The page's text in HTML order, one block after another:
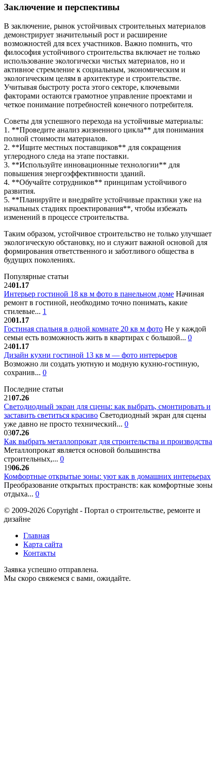
Заключение и перспективы
В заключение, рынок устойчивых строительных материалов
демонстрирует значительный рост и расширение
возможностей для всех участников. Важно помнить, что
философия устойчивого строительства включает не только
использование экологически чистых материалов, но и
активное стремление к социальным, экономическим и
экологическим целям в архитектуре и строительстве.
Учитывая быстроту роста этого секторе, ключевыми
факторами остаются грамотное управление проектами и
четкое понимание потребностей конечного потребителя.
Советы для успешного перехода на устойчивые материалы:
1. **Проведите анализ жизненного цикла** для понимания
полной стоимости материалов.
2. **Ищите местных поставщиков** для сокращения
углеродного следа на этапе поставки.
3. **Используйте инновационные технологии** для
повышения энергоэффективности зданий.
4. **Обучайте сотрудников** принципам устойчивого
развития.
5. **Планируйте и внедряйте устойчивые практики уже на
начальных стадиях проектирования**, чтобы избежать
изменений в процессе строительства.
Таким образом, устойчивое строительство не только улучшает
экологическую обстановку, но и служит важной основой для
формирования ответственного и заботливого общества в
будущих поколениях.
Популярные статьи
2401.17
Интерьер гостиной 18 кв м фото в панельном доме Начиная
ремонт в гостиной, необходимо точно понимать, какие
стилевые... 1
2001.17
Гостиная спальня в одной комнате 20 кв м фото Не у каждой
семьи есть возможность жить в квартирах с большой... 0
2401.17
Дизайн кухни гостиной 13 кв м — фото интерьеров
Возможно ли создать уютную и модную кухню-гостиную,
сохранив... 0
Последние статьи
2107.26
Светодиодный экран для сцены: как выбрать, смонтировать и
заставить светиться красиво Светодиодный экран для сцены
уже давно не просто технический... 0
0307.26
Как выбрать металлопрокат для строительства и производства
Металлопрокат является основой большинства
строительных,... 0
1906.26
Комфортные открытые зоны: уют как в домашних интерьерах
Преобразование открытых пространств: как комфортные зоны
отдыха... 0
© 2009-2026 Copyright - Портал о строительстве, ремонте и
дизайне
Главная
Карта сайта
Контакты
Заявка успешно отправлена.
Мы скоро свяжемся с вами, ожидайте.